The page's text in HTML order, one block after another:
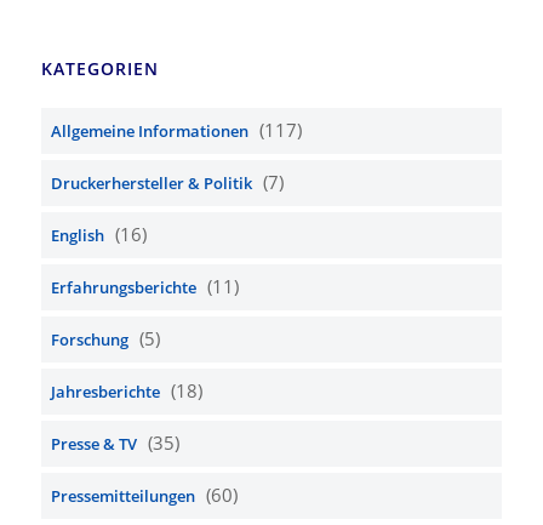
KATEGORIEN
Allgemeine Informationen (117)
Druckerhersteller & Politik (7)
English (16)
Erfahrungsberichte (11)
Forschung (5)
Jahresberichte (18)
Presse & TV (35)
Pressemitteilungen (60)